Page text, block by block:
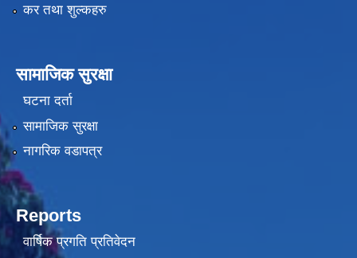
कर तथा शुल्कहरु
सामाजिक सुरक्षा
घटना दर्ता
सामाजिक सुरक्षा
नागरिक वडापत्र
Reports
वार्षिक प्रगति प्रतिवेदन